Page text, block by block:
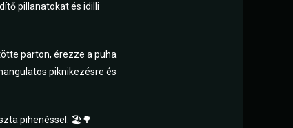
pillanatokat és idilli
parton, érezze a puha
piknikezésre és
pihenéssel. 🏖️🌳